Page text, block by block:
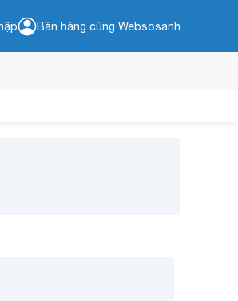
Bán hàng cùng Websosanh